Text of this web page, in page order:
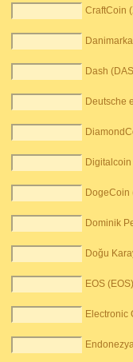
CraftCoin
Dash
Deutsche
DogeCoin
Dominik
Doğu
EOS (EOS)
Electronic